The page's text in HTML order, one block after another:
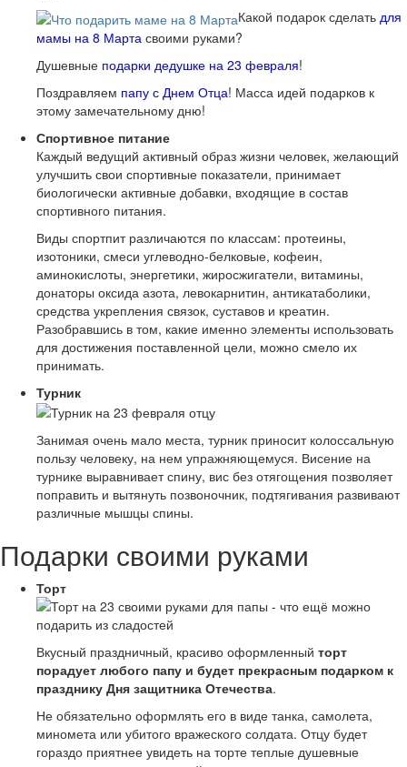
Какой подарок сделать для
мамы на 8 Марта своими руками?
Душевные подарки дедушке на 23 февраля!
Поздравляем папу с Днем Отца! Масса идей подарков к
этому замечательному дню!
Спортивное питание
Каждый ведущий активный образ жизни человек, желающий
улучшить свои спортивные показатели, принимает
биологически активные добавки, входящие в состав
спортивного питания.
Виды спортпит различаются по классам: протеины,
изотоники, смеси углеводно-белковые, кофеин,
аминокислоты, энергетики, жиросжигатели, витамины,
донаторы оксида азота, левокарнитин, антикатаболики,
средства укрепления связок, суставов и креатин.
Разобравшись в том, какие именно элементы использовать
для достижения поставленной цели, можно смело их
принимать.
Турник
Занимая очень мало места, турник приносит колоссальную
пользу человеку, на нем упражняющемуся. Висение на
турнике выравнивает спину, вис без отягощения позволяет
поправить и вытянуть позвоночник, подтягивания развивают
различные мышцы спины.
Подарки своими руками
Торт
Вкусный праздничный, красиво оформленный торт
порадует любого папу и будет прекрасным подарком к
празднику Дня защитника Отечества.
Не обязательно оформлять его в виде танка, самолета,
миномета или убитого вражеского солдата. Отцу будет
гораздо приятнее увидеть на торте теплые душевные